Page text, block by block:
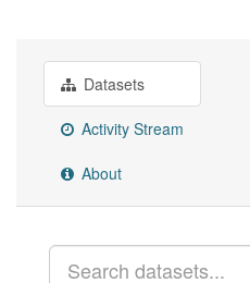
Datasets
Activity Stream
About